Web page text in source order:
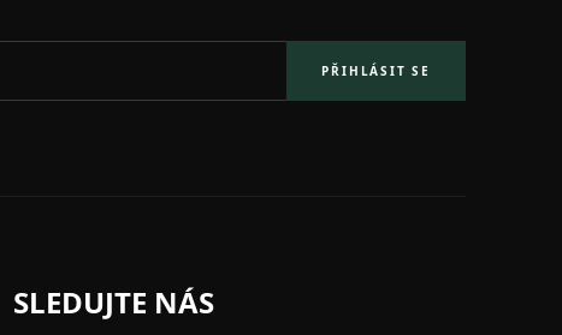
PŘIHLÁSIT SE
SLEDUJTE NÁS